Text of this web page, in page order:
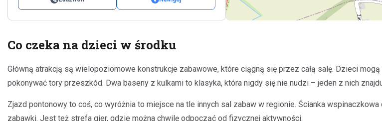
Co czeka na dzieci w środku
Główną atrakcją są wielopoziomowe konstrukcje zabawowe, które ciągną się przez całą salę. Dzieci
pokonywać tory przeszkód. Dwa baseny z kulkami to klasyka, która nigdy się nie nudzi – jeden z nich
Zjazd pontonowy to coś, co wyróżnia to miejsce na tle innych sal zabaw w regionie. Ścianka
zabawki. Jest też strefa gier, gdzie można chwilę odpocząć od fizycznej aktywności.